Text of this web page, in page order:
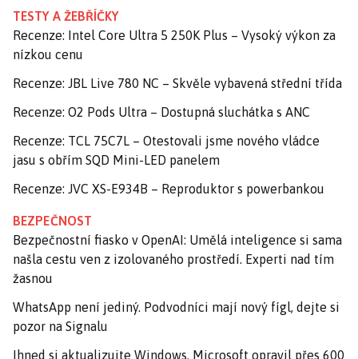
TESTY A ŽEBŘÍČKY
Recenze: Intel Core Ultra 5 250K Plus – Vysoký výkon za
nízkou cenu
Recenze: JBL Live 780 NC – Skvěle vybavená střední třída
Recenze: O2 Pods Ultra – Dostupná sluchátka s ANC
Recenze: TCL 75C7L – Otestovali jsme nového vládce
jasu s obřím SQD Mini-LED panelem
Recenze: JVC XS-E934B – Reproduktor s powerbankou
BEZPEČNOST
Bezpečnostní fiasko v OpenAI: Umělá inteligence si sama
našla cestu ven z izolovaného prostředí. Experti nad tím
žasnou
WhatsApp není jediný. Podvodníci mají nový fígl, dejte si
pozor na Signalu
Ihned si aktualizujte Windows. Microsoft opravil přes 600